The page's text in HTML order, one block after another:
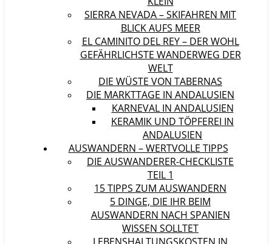
SIERRA NEVADA – SKIFAHREN MIT
BLICK AUFS MEER
EL CAMINITO DEL REY – DER WOHL
GEFÄHRLICHSTE WANDERWEG DER
WELT
DIE WÜSTE VON TABERNAS
DIE MARKTTAGE IN ANDALUSIEN
KARNEVAL IN ANDALUSIEN
KERAMIK UND TÖPFEREI IN
ANDALUSIEN
AUSWANDERN – WERTVOLLE TIPPS
DIE AUSWANDERER-CHECKLISTE
TEIL 1
15 TIPPS ZUM AUSWANDERN
5 DINGE, DIE IHR BEIM
AUSWANDERN NACH SPANIEN
WISSEN SOLLTET